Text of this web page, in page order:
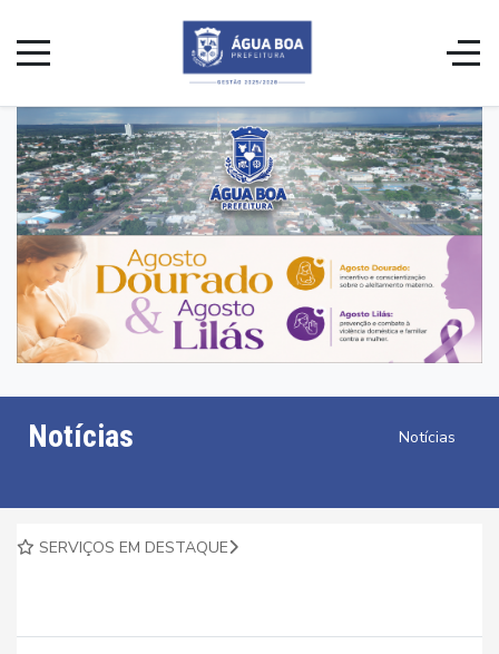
Notícias Notícias
SERVIÇOS EM DESTAQUE